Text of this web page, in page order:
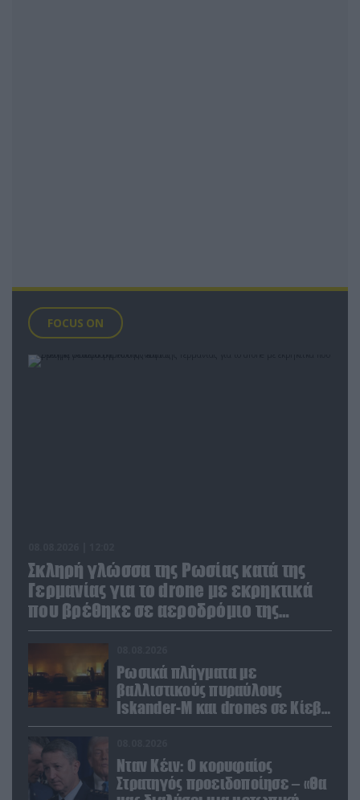
FOCUS ON
Σκληρή γλώσσα της Ρωσίας κατά της
Γερμανίας για το drone με εκρηκτικά
που βρέθηκε σε αεροδρόμιο της
Λειψίας
Ρωσικά πλήγματα με
βαλλιστικούς πυραύλους
Iskander-M και drones σε Κίεβο
και Ντνιπροπετρόφσκ: Ισχυρές
Νταν Κέιν: Ο κορυφαίος
Στρατηγός προειδοποίησε – «Θα